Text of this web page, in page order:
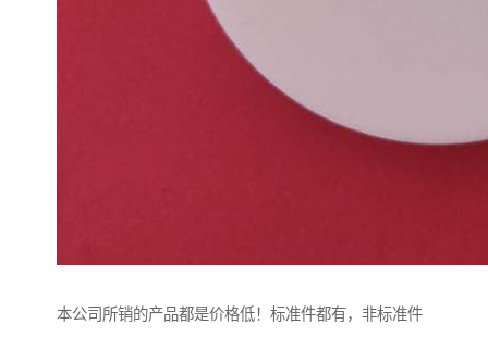
本公司所销的产品都是价格低！标准件都有，非标准件